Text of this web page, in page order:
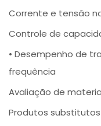
Corrente e tensão
Controle de
• Desempenho de
frequência
Avaliação de
Produtos